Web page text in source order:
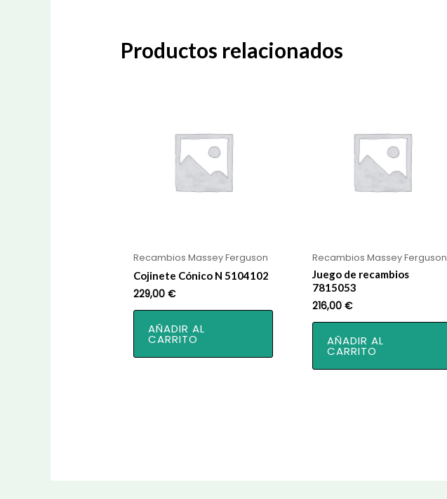
Productos relacionados
Recambios Massey Ferguson
Cojinete Cónico N 5104102
229,00€
AÑADIR AL
CARRITO
Recambios Massey Ferguson
Juego de recambios
7815053
216,00€
AÑADIR AL
CARRITO